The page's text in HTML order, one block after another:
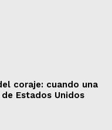
coraje: cuando una
Estados Unidos